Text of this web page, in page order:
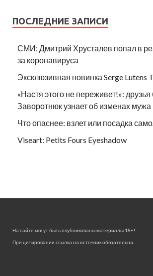
ПОСЛЕДНИЕ ЗАПИСИ
СМИ: Дмитрий Хрусталев попал в
за коронавируса
Эксклюзивная новинка Serge Lutens
«Настя этого не переживет!»: друзья
Заворотнюк узнает об изменах мужа
Что опаснее: взлет или посадка
Viseart: Petits Fours Eyeshadow
На сайте могут быть опубликованы материалы 18+!
При цитировании ссылка на источник обязательна.